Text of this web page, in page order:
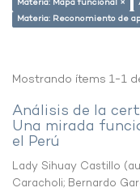
Materia: Mapa funcional ×
Materia: Reconomiento de
Mostrando ítems 1-1
Análisis de la
Una mirada
el Perú
Lady Sihuay Castillo
Caracholi; Bernardo